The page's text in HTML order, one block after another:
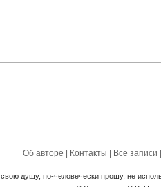
Об авторе Контакты Все записи
душу, по-человечески прошу, не